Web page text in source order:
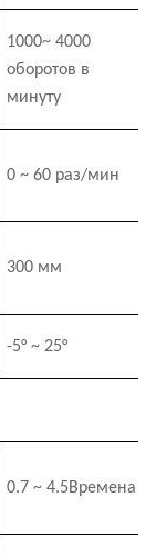
1000~ 4000
оборотов в
минуту
0 ~ 60 раз/мин
300 мм
-5° ~ 25°
0.7 ~ 4.5Времена